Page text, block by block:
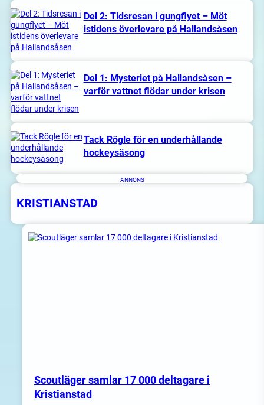
Del 2: Tidsresan i gungflyet – Möt
istidens överlevare på Hallandsåsen
Del 1: Mysteriet på Hallandsåsen –
varför vattnet flödar under krisen
Tack Rögle för en underhållande
hockeysäsong
ANNONS
KRISTIANSTAD
Scoutläger samlar 17 000 deltagare i
Kristianstad